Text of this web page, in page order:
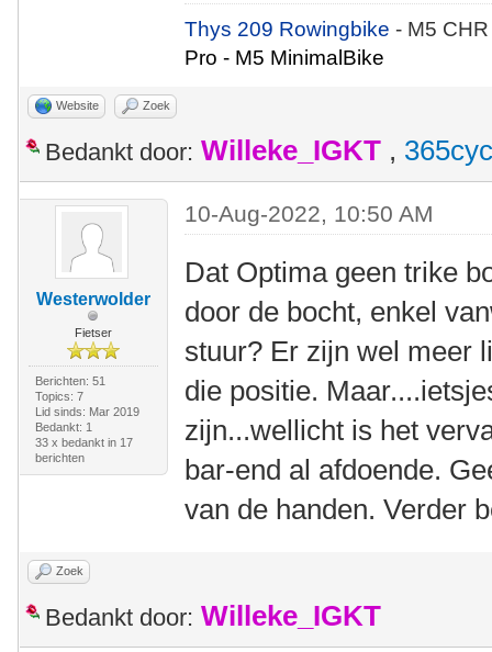
Thys 209 Rowingbike- M5
Pro - M5 MinimalBike
Website Zoek
Bedankt door: Willeke_IGKT ,
Westerwolder
Fietser
Berichten: 51
Topics: 7
Lid sinds: Mar 2019
Bedankt: 1
33 x bedankt in 17
berichten
10-Aug-2022, 10:50 AM
Dat Optima geen trike
door de bocht, enkel
stuur? Er zijn wel meer
die positie.
zijn...wellicht is het
bar-end al afdoende.
van de handen. Verder
Zoek
Bedankt door: Willeke_IGKT